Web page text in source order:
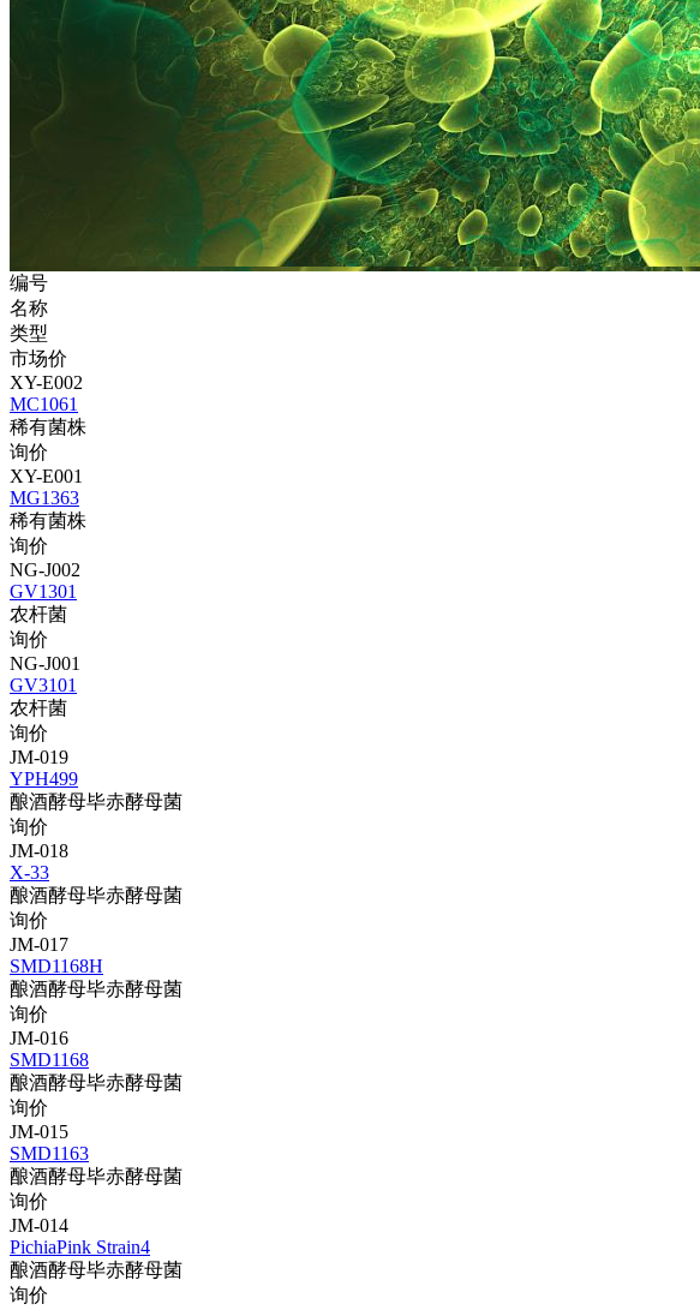
编号
名称
类型
市场价
XY-E002
MC1061
稀有菌株
询价
XY-E001
MG1363
稀有菌株
询价
NG-J002
GV1301
农杆菌
询价
NG-J001
GV3101
农杆菌
询价
JM-019
YPH499
酿酒酵母毕赤酵母菌
询价
JM-018
X-33
酿酒酵母毕赤酵母菌
询价
JM-017
SMD1168H
酿酒酵母毕赤酵母菌
询价
JM-016
SMD1168
酿酒酵母毕赤酵母菌
询价
JM-015
SMD1163
酿酒酵母毕赤酵母菌
询价
JM-014
PichiaPink Strain4
酿酒酵母毕赤酵母菌
询价